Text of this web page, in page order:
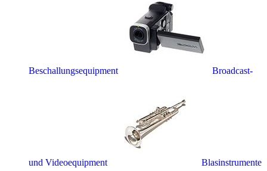
Beschallungsequipment Broadcast-
und Videoequipment Blasinstrumente